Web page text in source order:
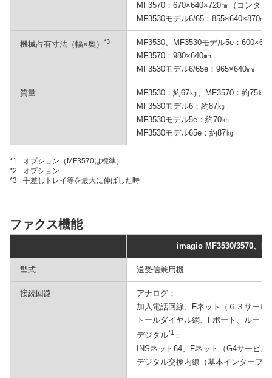
MF3570：670×640×720㎜（コンタク
MF3530モデル6/65：855×640×870㎜
機械占有寸法（幅×奥） *3
MF3530、MF3530モデル5e：
MF3570：980×640㎜
MF3530モデル6/65e：965×640㎜
質量
MF3530：約67㎏、MF3570：約75㎏
MF3530モデル6：約87㎏
MF3530モデル5e：約70㎏
MF3530モデル65e：約87㎏
*1
オプション（MF3570は標準）
*2
オプション
*3
手差しトレイ等を最大に伸ばした時
ファクス機能
imagio MF3530/3570、
型式 送受信兼用機
接続回路
アナログ：
加入電話回線、Fネット（Ｇ３サービ
トールダイヤル網、Fポート、ルート
デジタル*1 ：
INSネット64、Fネット（G4サービス
デジタル交換内線（基本インターフ